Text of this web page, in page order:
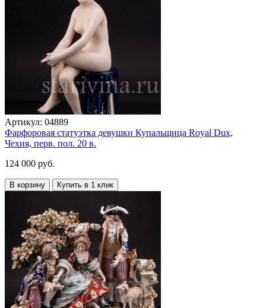
Артикул: 04889
Фарфоровая статуэтка девушки Купальщица Royal Dux,
Чехия, перв. пол. 20 в.
124 000 руб.
В корзину Купить в 1 клик